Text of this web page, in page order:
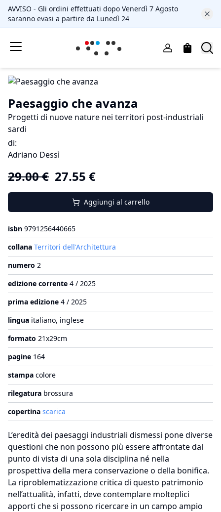
AVVISO - Gli ordini effettuati dopo Venerdì 7 Agosto
saranno evasi a partire da Lunedì 24
Paesaggio che avanza
Progetti di nuove nature nei territori post-industriali
sardi
di:
Adriano Dessì
29.00€ 27.55 €
Aggiungi al carrello
isbn 9791256440665
collana Territori dell'Architettura
numero 2
edizione corrente 4 / 2025
prima edizione 4 / 2025
lingua italiano, inglese
formato 21x29cm
pagine 164
stampa colore
rilegatura brossura
copertina scarica
L’eredità dei paesaggi industriali dismessi pone diverse
questioni che non possono più essere affrontate dal
punto di vista di una sola disciplina né nella
prospettiva della mera conservazione o della bonifica.
La riproblematizzazione critica di questo patrimonio
nell’attualità, infatti, deve contemplare molteplici
apporti che si possono ricercare in un campo ampio